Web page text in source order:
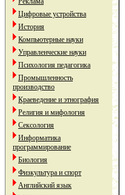
Цифровые устройства
История
Компьютерные науки
Управленческие науки
Психология педагогика
Промышленность
производство
Краеведение и этнография
Религия и мифология
Сексология
Информатика
программирование
Биология
Физкультура и спорт
Английский язык